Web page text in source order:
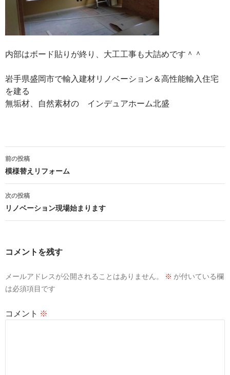
内部はボード貼りが終り、大工工事も大詰めです＾＾
岩手県盛岡市で輸入建材リノベーション＆高性能輸入住宅
を建る
無垢材、自然素材の インデュアホーム北盛
投
稿
ナ
ビ
ゲ
ョ
前の投稿
模様替えリフォーム
次の投稿
リノベーション現場始まります
コメントを残す
メールアドレスが公開されることはありません。 ※ が付いている欄
は必須項目です
コメント ※